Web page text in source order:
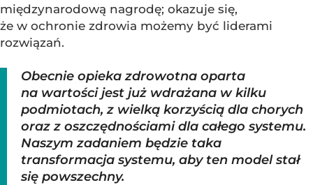
międzynarodową nagrodę; okazuje się,
że w ochronie zdrowia możemy być liderami
rozwiązań.
Obecnie opieka zdrowotna oparta
na wartości jest już wdrażana w kilku
podmiotach, z wielką korzyścią dla chorych
oraz z oszczędnościami dla całego systemu.
Naszym zadaniem będzie taka
transformacja systemu, aby ten model stał
się powszechny.